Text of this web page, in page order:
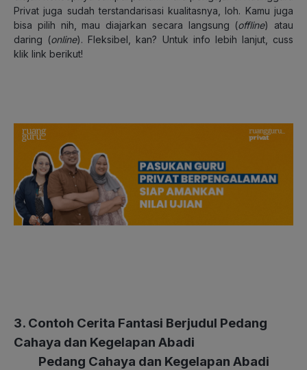
Privat juga sudah terstandarisasi kualitasnya, loh. Kamu juga
bisa pilih nih, mau diajarkan secara langsung (offline) atau
daring (online). Fleksibel, kan? Untuk info lebih lanjut, cuss
klik link berikut!
3. Contoh Cerita Fantasi Berjudul Pedang
Cahaya dan Kegelapan Abadi
Pedang Cahaya dan Kegelapan Abadi